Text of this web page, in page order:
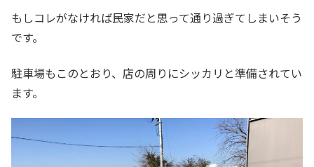
もしコレがなければ民家だと思って通り過ぎてしまいそう
です。
駐車場もこのとおり、店の周りにシッカリと準備されてい
ます。